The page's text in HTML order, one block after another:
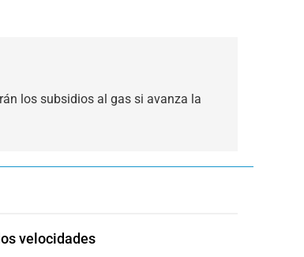
los subsidios al gas si avanza la
velocidades